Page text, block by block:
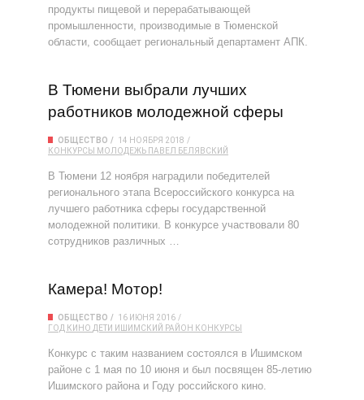
продукты пищевой и перерабатывающей
промышленности, производимые в Тюменской
области, сообщает региональный департамент АПК.
В Тюмени выбрали лучших
работников молодежной сферы
ОБЩЕСТВО
14 НОЯБРЯ 2018
КОНКУРСЫ
МОЛОДЕЖЬ ПАВЕЛ БЕЛЯВСКИЙ
В Тюмени 12 ноября наградили победителей
регионального этапа Всероссийского конкурса на
лучшего работника сферы государственной
молодежной политики. В конкурсе участвовали 80
сотрудников различных …
Камера! Мотор!
ОБЩЕСТВО
16 ИЮНЯ 2016
ГОД КИНО ДЕТИ ИШИМСКИЙ РАЙОН КОНКУРСЫ
Конкурс с таким названием состоялся в Ишимском
районе с 1 мая по 10 июня и был посвящен 85-летию
Ишимского района и Году российского кино.